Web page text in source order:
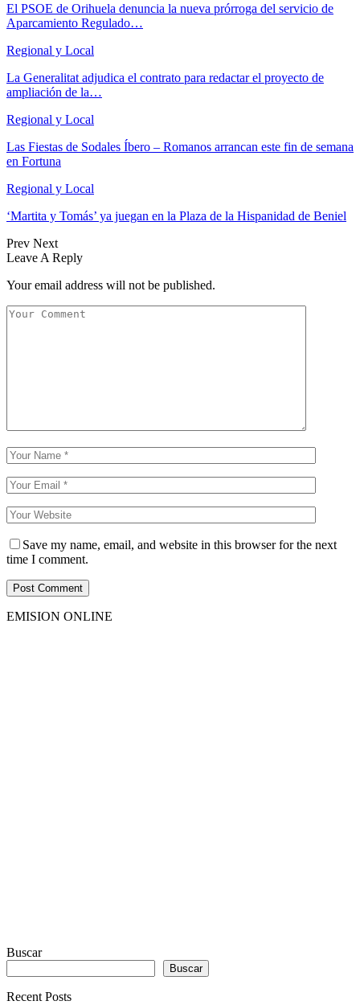
El PSOE de Orihuela denuncia la nueva prórroga del servicio de
Aparcamiento Regulado…
Regional y Local
La Generalitat adjudica el contrato para redactar el proyecto de
ampliación de la…
Regional y Local
Las Fiestas de Sodales Íbero – Romanos arrancan este fin de semana
en Fortuna
Regional y Local
‘Martita y Tomás’ ya juegan en la Plaza de la Hispanidad de Beniel
Prev Next
Leave A Reply
Your email address will not be published.
Save my name, email, and website in this browser for the next
time I comment.
EMISION ONLINE
Buscar
Buscar
Recent Posts